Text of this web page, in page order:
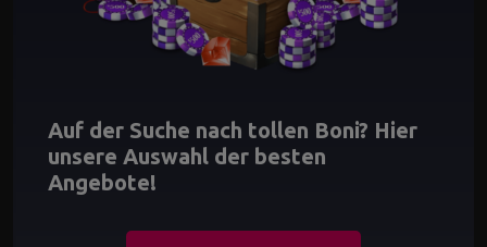
Auf der Suche nach tollen Boni? Hier
unsere Auswahl der besten
Angebote!